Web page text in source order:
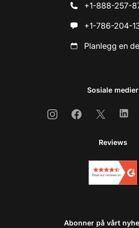
+1-888-257-
+1-786-204-
Planlegg en
Sosiale medier
InstagramFacebook
X
Reviews
Abonner på vårt